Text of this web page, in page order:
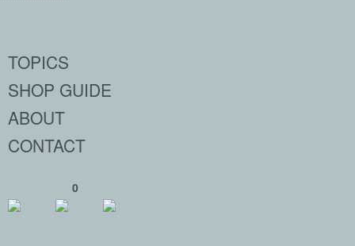
TOPICS
SHOP GUIDE
ABOUT
CONTACT
0